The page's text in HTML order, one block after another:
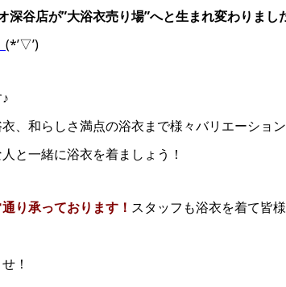
谷店が”大浴衣売り場”へと生まれ変わりまし
(*’▽’)
、和らしさ満点の浴衣まで様々バリエーショ
と一緒に浴衣を着ましょう！
り承っております！ スタッフも浴衣を着て皆
！